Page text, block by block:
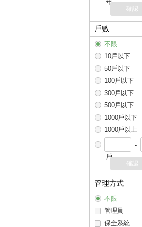
年
確認
戶數
不限
10戶以下
50戶以下
100戶以下
300戶以下
500戶以下
1000戶以下
1000戶以上
-
戶
確認
管理方式
不限
管理員
保全系統